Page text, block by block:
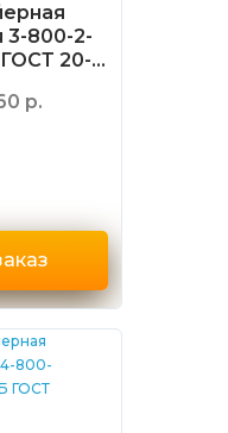
3-800-2-
20-
р.